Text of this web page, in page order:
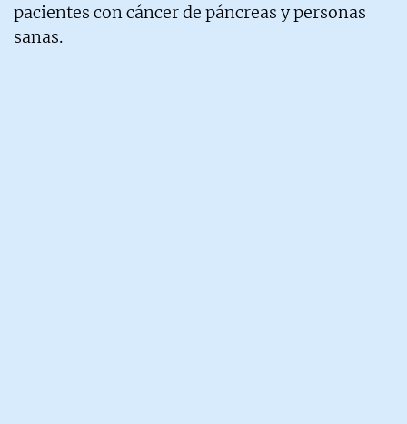
pacientes con cáncer de páncreas y personas
sanas.